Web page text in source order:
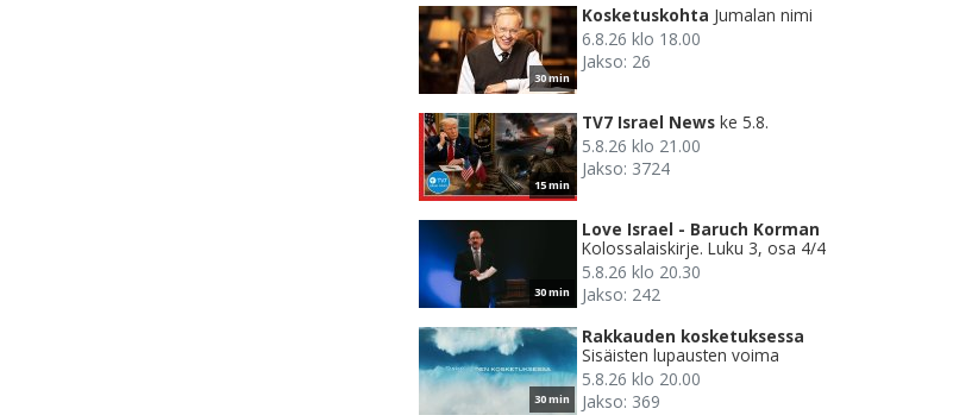
30 min
Kosketuskohta Jumalan nimi
6.8.26 klo 18.00
Jakso: 26
15 min
TV7 Israel News ke 5.8.
5.8.26 klo 21.00
Jakso: 3724
30 min
Love Israel - Baruch Korman
Kolossalaiskirje. Luku 3, osa 4/4
5.8.26 klo 20.30
Jakso: 242
30 min
Rakkauden kosketuksessa
Sisäisten lupausten voima
5.8.26 klo 20.00
Jakso: 369